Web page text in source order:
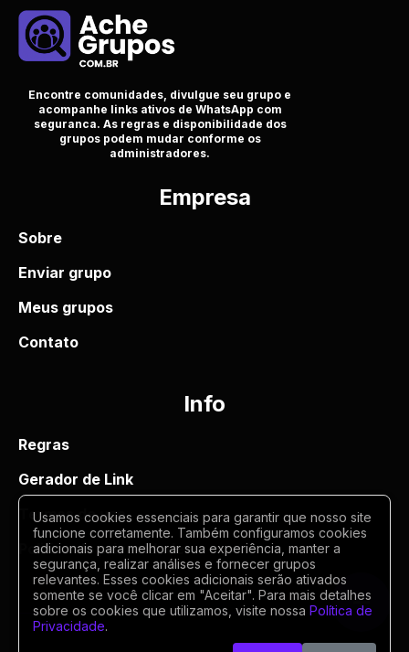
Encontre comunidades, divulgue seu grupo e
acompanhe links ativos de WhatsApp com
seguranca. As regras e disponibilidade dos
grupos podem mudar conforme os
administradores.
Empresa
Sobre
Enviar grupo
Meus grupos
Contato
Info
Regras
Gerador de Link
Termos de uso
Politica de privacidade
Usamos cookies essenciais para garantir que nosso site
funcione corretamente. Também configuramos cookies
adicionais para melhorar sua experiência, manter a
segurança, realizar análises e fornecer grupos
relevantes. Esses cookies adicionais serão ativados
somente se você clicar em "Aceitar". Para mais detalhes
sobre os cookies que utilizamos, visite nossa Política de
Privacidade.